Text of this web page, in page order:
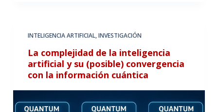
INTELIGENCIA ARTIFICIAL,INVESTIGACIÓN
La complejidad de la inteligencia
artificial y su (posible) convergencia
con la información cuántica